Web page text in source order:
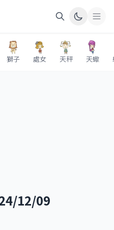
獅子 處女 天秤 天蠍
12/09